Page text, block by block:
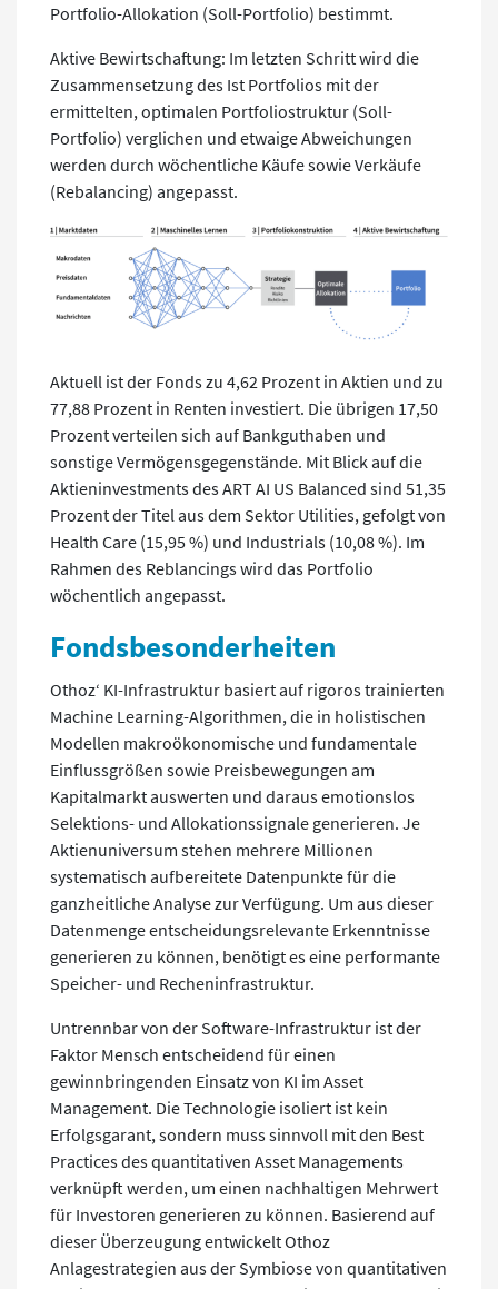
Portfolio-Allokation (Soll-Portfolio) bestimmt.
Aktive Bewirtschaftung: Im letzten Schritt wird die
Zusammensetzung des Ist Portfolios mit der
ermittelten, optimalen Portfoliostruktur (Soll-
Portfolio) verglichen und etwaige Abweichungen
werden durch wöchentliche Käufe sowie Verkäufe
(Rebalancing) angepasst.
Aktuell ist der Fonds zu 4,62 Prozent in Aktien und zu
77,88 Prozent in Renten investiert. Die übrigen 17,50
Prozent verteilen sich auf Bankguthaben und
sonstige Vermögensgegenstände. Mit Blick auf die
Aktieninvestments des ART AI US Balanced sind 51,35
Prozent der Titel aus dem Sektor Utilities, gefolgt von
Health Care (15,95 %) und Industrials (10,08 %). Im
Rahmen des Reblancings wird das Portfolio
wöchentlich angepasst.
Fondsbesonderheiten
Othoz‘ KI-Infrastruktur basiert auf rigoros trainierten
Machine Learning-Algorithmen, die in holistischen
Modellen makroökonomische und fundamentale
Einflussgrößen sowie Preisbewegungen am
Kapitalmarkt auswerten und daraus emotionslos
Selektions- und Allokationssignale generieren. Je
Aktienuniversum stehen mehrere Millionen
systematisch aufbereitete Datenpunkte für die
ganzheitliche Analyse zur Verfügung. Um aus dieser
Datenmenge entscheidungsrelevante Erkenntnisse
generieren zu können, benötigt es eine performante
Speicher- und Recheninfrastruktur.
Untrennbar von der Software-Infrastruktur ist der
Faktor Mensch entscheidend für einen
gewinnbringenden Einsatz von KI im Asset
Management. Die Technologie isoliert ist kein
Erfolgsgarant, sondern muss sinnvoll mit den Best
Practices des quantitativen Asset Managements
verknüpft werden, um einen nachhaltigen Mehrwert
für Investoren generieren zu können. Basierend auf
dieser Überzeugung entwickelt Othoz
Anlagestrategien aus der Symbiose von quantitativen